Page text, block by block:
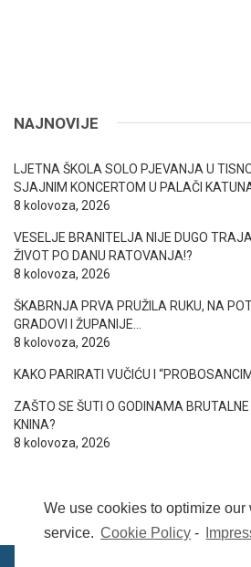
We use cookies to optimize our
service. Cookie Policy -
NAJNOVIJE
LJETNA ŠKOLA SOLO PJEVANJA U
SJAJNIM KONCERTOM U PALAČI
8 kolovoza, 2026
VESELJE BRANITELJA NIJE DUGO
ŽIVOT PO DANU RATOVANJA!?
8 kolovoza, 2026
ŠKABRNJA PRVA PRUŽILA RUKU, NA
GRADOVI I ŽUPANIJE…
8 kolovoza, 2026
KAKO PARIRATI VUČIĆU I
ZAŠTO SE ŠUTI O GODINAMA BRUTALNE
KNINA?
8 kolovoza, 2026